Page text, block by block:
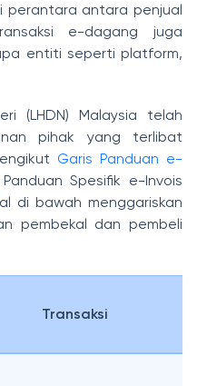
perantara antara penjual
e-dagang juga
entiti seperti platform,
(LHDN) Malaysia telah
pihak yang terlibat
Garis Panduan e-
Spesifik e-Invois
di bawah menggariskan
pembekal dan pembeli
Transaksi